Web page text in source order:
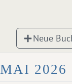
Neue
MAI 2026